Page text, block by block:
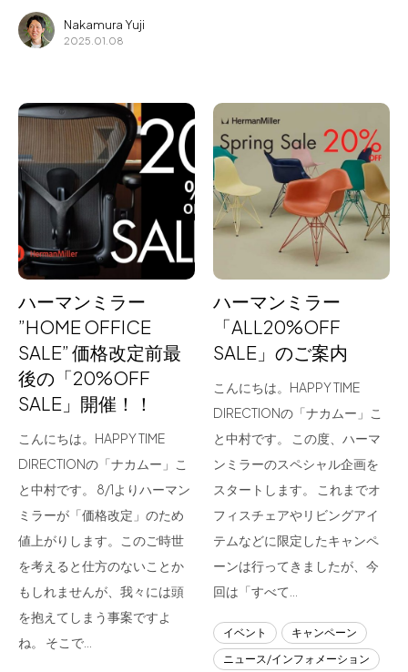
Nakamura Yuji
2025.01.08
ハーマンミラー
”HOME OFFICE
SALE” 価格改定前最
後の「20%OFF
SALE」開催！！
こんにちは。HAPPY TIME
DIRECTIONの「ナカムー」こ
と中村です。 8/1よりハーマン
ミラーが「価格改定」のため
値上がりします。このご時世
を考えると仕方のないことか
もしれませんが、我々には頭
を抱えてしまう事案ですよ
ね。 そこで…
ハーマンミラー
「ALL20%OFF
SALE」のご案内
こんにちは。HAPPY TIME
DIRECTIONの「ナカムー」こ
と中村です。 この度、ハーマ
ンミラーのスペシャル企画を
スタートします。 これまでオ
フィスチェアやリビングアイ
テムなどに限定したキャンペ
ーンは行ってきましたが、今
回は「すべて…
イベント
キャンペーン
ニュース/インフォメーション